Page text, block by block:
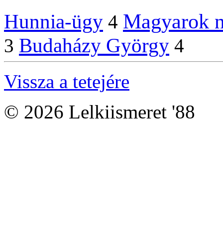
Hunnia-ügy 4 Magyarok
3 Budaházy György 4
Vissza a tetejére
© 2026 Lelkiismeret '88